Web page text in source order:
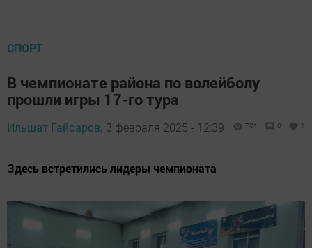
СПОРТ
В чемпионате района по волейболу
прошли игры 17-го тура
Ильшат Гайсаров, 3 февраля 2025 - 12:39 701 0 1
Здесь встретились лидеры чемпионата